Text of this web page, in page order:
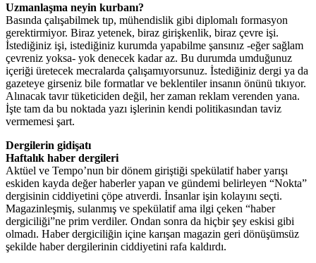
Uzmanlaşma neyin kurbanı?
Basında çalışabilmek tıp, mühendislik gibi diplomalı formasyon
gerektirmiyor. Biraz yetenek, biraz girişkenlik, biraz çevre işi.
İstediğiniz işi, istediğiniz kurumda yapabilme şansınız -eğer sağlam
çevreniz yoksa- yok denecek kadar az. Bu durumda umduğunuz
içeriği üretecek mecralarda çalışamıyorsunuz. İstediğiniz dergi ya da
gazeteye girseniz bile formatlar ve beklentiler insanın önünü tıkıyor.
Alınacak tavır tüketiciden değil, her zaman reklam verenden yana.
İşte tam da bu noktada yazı işlerinin kendi politikasından taviz
vermemesi şart.
Dergilerin gidişatı
Haftalık haber dergileri
Aktüel ve Tempo’nun bir dönem giriştiği spekülatif haber yarışı
eskiden kayda değer haberler yapan ve gündemi belirleyen “Nokta”
dergisinin ciddiyetini çöpe atıverdi. İnsanlar işin kolayını seçti.
Magazinleşmiş, sulanmış ve spekülatif ama ilgi çeken “haber
dergiciliği”ne prim verdiler. Ondan sonra da hiçbir şey eskisi gibi
olmadı. Haber dergiciliğin içine karışan magazin geri dönüşümsüz
şekilde haber dergilerinin ciddiyetini rafa kaldırdı.